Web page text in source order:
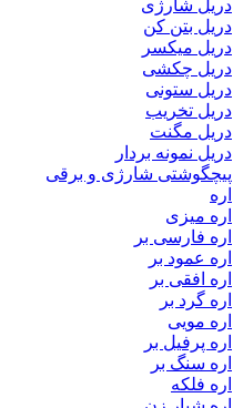
دریل شارژی
دریل بتن کن
دریل میکسر
دریل چکشی
دریل ستونی
دریل تخریب
دریل مگنت
دریل نمونه بردار
پیچگوشتی شارژی و برقی
اره
اره میزی
اره فارسی بر
اره عمود بر
اره افقی بر
اره گرد بر
اره مویی
اره پرفیل بر
اره سنگ بر
اره فلکه